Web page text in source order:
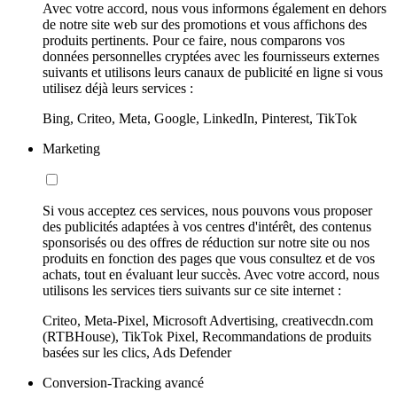
Avec votre accord, nous vous informons également en dehors
de notre site web sur des promotions et vous affichons des
produits pertinents. Pour ce faire, nous comparons vos
données personnelles cryptées avec les fournisseurs externes
suivants et utilisons leurs canaux de publicité en ligne si vous
utilisez déjà leurs services :
Bing, Criteo, Meta, Google, LinkedIn, Pinterest, TikTok
Marketing
Si vous acceptez ces services, nous pouvons vous proposer
des publicités adaptées à vos centres d'intérêt, des contenus
sponsorisés ou des offres de réduction sur notre site ou nos
produits en fonction des pages que vous consultez et de vos
achats, tout en évaluant leur succès. Avec votre accord, nous
utilisons les services tiers suivants sur ce site internet :
Criteo, Meta-Pixel, Microsoft Advertising, creativecdn.com
(RTBHouse), TikTok Pixel, Recommandations de produits
basées sur les clics, Ads Defender
Conversion-Tracking avancé